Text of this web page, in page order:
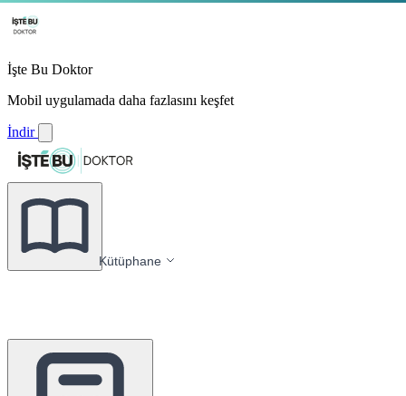
İşte Bu Doktor
Mobil uygulamada daha fazlasını keşfet
İndir
Kütüphane